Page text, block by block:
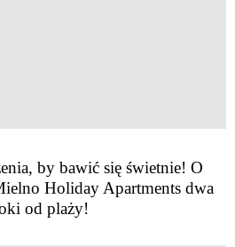
by bawić się świetnie! O
Holiday Apartments dwa
od plaży!